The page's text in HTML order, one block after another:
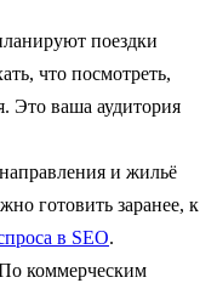
поездки
что посмотреть,
Это ваша аудитория
и жильё
готовить заранее, к
в SEO.
коммерческим